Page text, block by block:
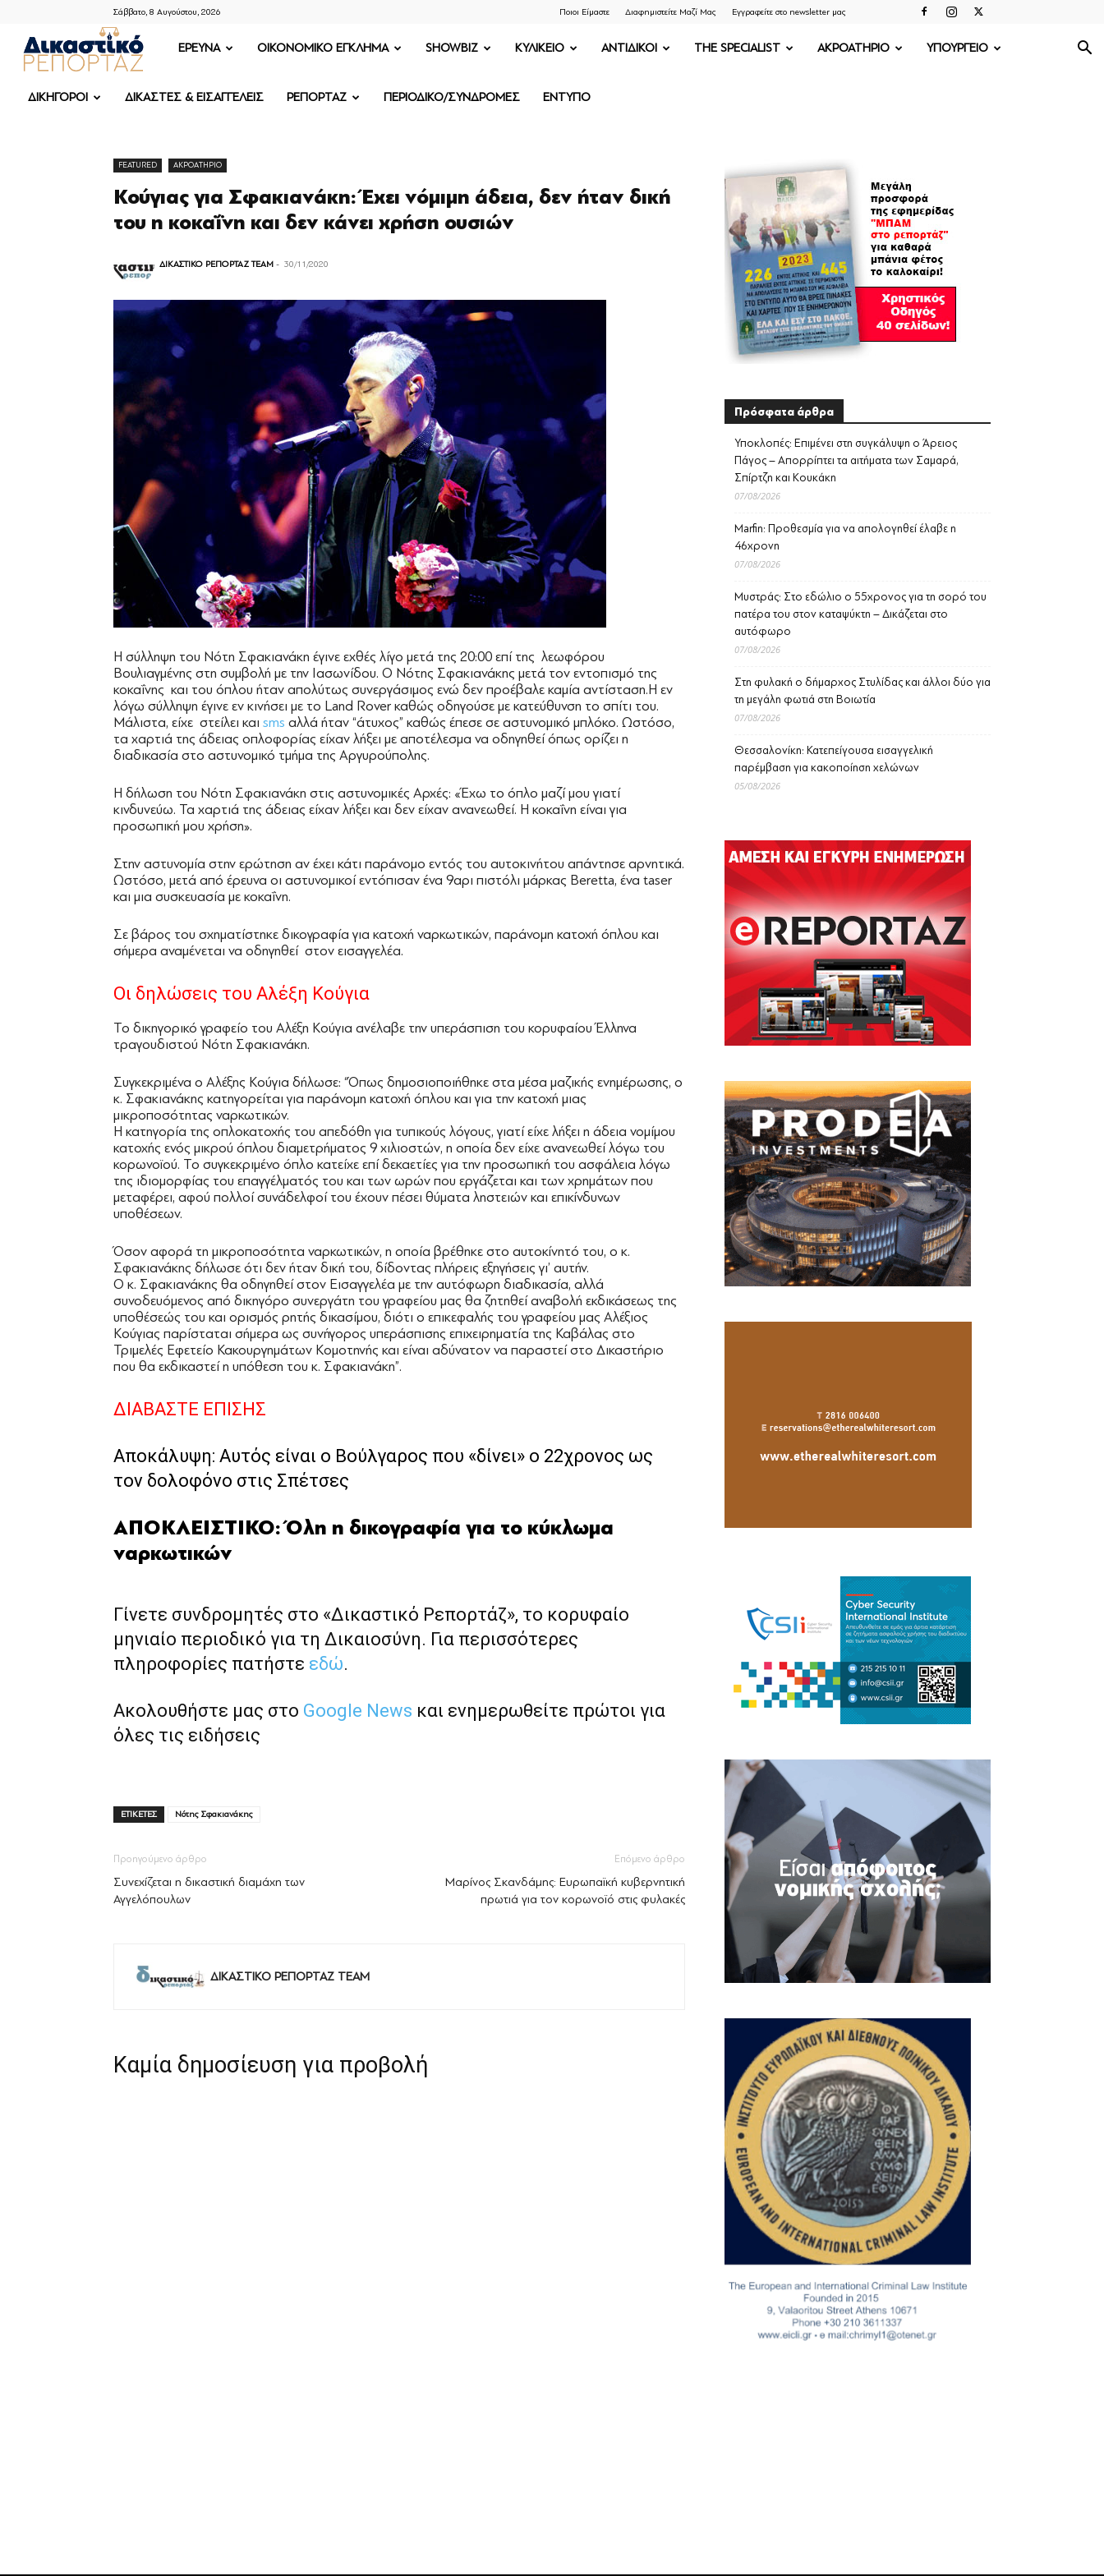
Σάββατο, 8 Αυγούστου, 2026 Ποιοι Είμαστε Διαφημιστείτε Μαζί Μας Εγγραφείτε στο newsletter μας
ΔΙΚΑΣΤΙΚΟ
ΡΕΠΟΡΤΑΖ
ΕΡΕΥΝΑ OIKONOMIKO ΕΓΚΛΗΜΑ SHOWBIZ ΚΥΛΙΚΕΙΟ ΑΝΤΙΔΙΚΟΙ THE SPECIALIST ΑΚΡΟΑΤΗΡΙΟ ΥΠΟΥΡΓΕΙΟ
ΔΙΚΗΓΟΡΟΙ ΔΙΚΑΣΤΕΣ & ΕΙΣΑΓΓΕΛΕΙΣ ΡΕΠΟΡΤΑΖ ΠΕΡΙΟΔΙΚΟ/ΣΥΝΔΡΟΜΕΣ ΕΝΤΥΠΟ
FEATURED ΑΚΡΟΑΤΗΡΙΟ
Κούγιας για Σφακιανάκη: Έχει νόμιμη άδεια, δεν ήταν δική
του η κοκαΐνη και δεν κάνει χρήση ουσιών
ΔΙΚΑΣΤΙΚΟ ΡΕΠΟΡΤΑΖ TEAM - 30/11/2020
Η σύλληψη του Νότη Σφακιανάκη έγινε εχθές λίγο μετά της 20:00 επί της λεωφόρου
Βουλιαγμένης στη συμβολή με την Ιασωνίδου. Ο Νότης Σφακιανάκης μετά τον εντοπισμό της
κοκαΐνης και του όπλου ήταν απολύτως συνεργάσιμος ενώ δεν προέβαλε καμία αντίσταση.Η εν
λόγω σύλληψη έγινε εν κινήσει με το Land Rover καθώς οδηγούσε με κατεύθυνση το σπίτι του.
Μάλιστα, είχε στείλει και sms αλλά ήταν “άτυχος” καθώς έπεσε σε αστυνομικό μπλόκο. Ωστόσο,
τα χαρτιά της άδειας οπλοφορίας είχαν λήξει με αποτέλεσμα να οδηγηθεί όπως ορίζει η
διαδικασία στο αστυνομικό τμήμα της Αργυρούπολης.
Η δήλωση του Νότη Σφακιανάκη στις αστυνομικές Αρχές: «Έχω το όπλο μαζί μου γιατί
κινδυνεύω. Τα χαρτιά της άδειας είχαν λήξει και δεν είχαν ανανεωθεί. Η κοκαΐνη είναι για
προσωπική μου χρήση».
Στην αστυνομία στην ερώτηση αν έχει κάτι παράνομο εντός του αυτοκινήτου απάντησε αρνητικά.
Ωστόσο, μετά από έρευνα οι αστυνομικοί εντόπισαν ένα 9αρι πιστόλι μάρκας Beretta, ένα taser
και μια συσκευασία με κοκαΐνη.
Σε βάρος του σχηματίστηκε δικογραφία για κατοχή ναρκωτικών, παράνομη κατοχή όπλου και
σήμερα αναμένεται να οδηγηθεί στον εισαγγελέα.
Οι δηλώσεις του Αλέξη Κούγια
Το δικηγορικό γραφείο του Αλέξη Κούγια ανέλαβε την υπεράσπιση του κορυφαίου Έλληνα
τραγουδιστού Νότη Σφακιανάκη.
Συγκεκριμένα ο Αλέξης Κούγια δήλωσε: “Όπως δημοσιοποιήθηκε στα μέσα μαζικής ενημέρωσης, ο
κ. Σφακιανάκης κατηγορείται για παράνομη κατοχή όπλου και για την κατοχή μιας
μικροποσότητας ναρκωτικών.
Η κατηγορία της οπλοκατοχής του απεδόθη για τυπικούς λόγους, γιατί είχε λήξει η άδεια νομίμου
κατοχής ενός μικρού όπλου διαμετρήματος 9 χιλιοστών, η οποία δεν είχε ανανεωθεί λόγω του
κορωνοϊού. Το συγκεκριμένο όπλο κατείχε επί δεκαετίες για την προσωπική του ασφάλεια λόγω
της ιδιομορφίας του επαγγέλματός του και των ωρών που εργάζεται και των χρημάτων που
μεταφέρει, αφού πολλοί συνάδελφοί του έχουν πέσει θύματα ληστειών και επικίνδυνων
υποθέσεων.
Όσον αφορά τη μικροποσότητα ναρκωτικών, η οποία βρέθηκε στο αυτοκίνητό του, ο κ.
Σφακιανάκης δήλωσε ότι δεν ήταν δική του, δίδοντας πλήρεις εξηγήσεις γι’ αυτήν.
Ο κ. Σφακιανάκης θα οδηγηθεί στον Εισαγγελέα με την αυτόφωρη διαδικασία, αλλά
συνοδευόμενος από δικηγόρο συνεργάτη του γραφείου μας θα ζητηθεί αναβολή εκδικάσεως της
υποθέσεώς του και ορισμός ρητής δικασίμου, διότι ο επικεφαλής του γραφείου μας Αλέξιος
Κούγιας παρίσταται σήμερα ως συνήγορος υπεράσπισης επιχειρηματία της Καβάλας στο
Τριμελές Εφετείο Κακουργημάτων Κομοτηνής και είναι αδύνατον να παραστεί στο Δικαστήριο
που θα εκδικαστεί η υπόθεση του κ. Σφακιανάκη”.
ΔΙΑΒΑΣΤΕ ΕΠΙΣΗΣ
Αποκάλυψη: Αυτός είναι ο Βούλγαρος που «δίνει» ο 22χρονος ως
τον δολοφόνο στις Σπέτσες
ΑΠΟΚΛΕΙΣΤΙΚΟ: Όλη η δικογραφία για το κύκλωμα
ναρκωτικών
Γίνετε συνδρομητές στο «Δικαστικό Ρεπορτάζ», το κορυφαίο
μηνιαίο περιοδικό για τη Δικαιοσύνη. Για περισσότερες
πληροφορίες πατήστε εδώ.
Ακολουθήστε μας στο Google News και ενημερωθείτε πρώτοι για
όλες τις ειδήσεις
ΕΤΙΚΕΤΕΣ Νότης Σφακιανάκης
Προηγούμενο άρθρο
Συνεχίζεται η δικαστική διαμάχη των
Αγγελόπουλων
Επόμενο άρθρο
Μαρίνος Σκανδάμης: Ευρωπαϊκή κυβερνητική
πρωτιά για τον κορωνοϊό στις φυλακές
ΔΙΚΑΣΤΙΚΟ ΡΕΠΟΡΤΑΖ TEAM
Καμία δημοσίευση για προβολή
Πρόσφατα άρθρα
Υποκλοπές: Επιμένει στη συγκάλυψη ο Άρειος
Πάγος – Απορρίπτει τα αιτήματα των Σαμαρά,
Σπίρτζη και Κουκάκη
07/08/2026
Marfin: Προθεσμία για να απολογηθεί έλαβε η
46χρονη
07/08/2026
Μυστράς: Στο εδώλιο ο 55χρονος για τη σορό του
πατέρα του στον καταψύκτη – Δικάζεται στο
αυτόφωρο
07/08/2026
Στη φυλακή ο δήμαρχος Στυλίδας και άλλοι δύο για
τη μεγάλη φωτιά στη Βοιωτία
07/08/2026
Θεσσαλονίκη: Κατεπείγουσα εισαγγελική
παρέμβαση για κακοποίηση χελώνων
05/08/2026